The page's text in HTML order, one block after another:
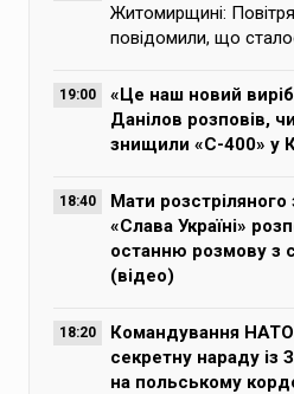
Житомирщині:
повідомили, що
19:00
«Це наш новий
Данілов розповів,
знищили «С-400» у
18:40
Мати розстріляного
«Слава Україні»
останню розмову з
(відео)
18:20
Командування
секретну нараду із
на польському